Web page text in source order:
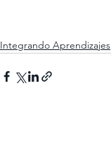
Integrando Aprendizajes